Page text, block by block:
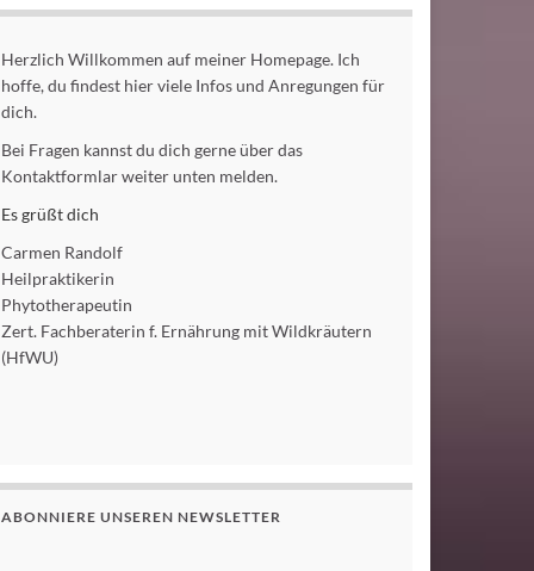
Herzlich Willkommen auf meiner Homepage. Ich
hoffe, du findest hier viele Infos und Anregungen für
dich.
Bei Fragen kannst du dich gerne über das
Kontaktformlar weiter unten melden.
Es grüßt dich
Carmen Randolf
Heilpraktikerin
Phytotherapeutin
Zert. Fachberaterin f. Ernährung mit Wildkräutern
(HfWU)
ABONNIERE UNSEREN NEWSLETTER